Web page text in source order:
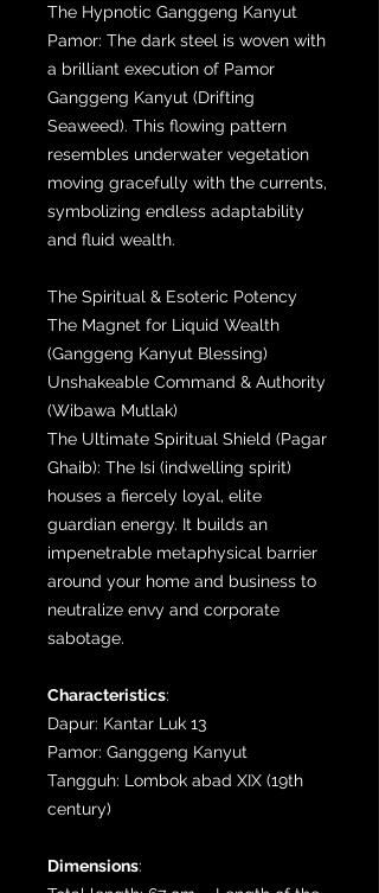
The Hypnotic Ganggeng Kanyut
Pamor: The dark steel is woven with
a brilliant execution of Pamor
Ganggeng Kanyut (Drifting
Seaweed). This flowing pattern
resembles underwater vegetation
moving gracefully with the currents,
symbolizing endless adaptability
and fluid wealth.
The Spiritual & Esoteric Potency
The Magnet for Liquid Wealth
(Ganggeng Kanyut Blessing)
Unshakeable Command & Authority
(Wibawa Mutlak)
The Ultimate Spiritual Shield (Pagar
Ghaib): The Isi (indwelling spirit)
houses a fiercely loyal, elite
guardian energy. It builds an
impenetrable metaphysical barrier
around your home and business to
neutralize envy and corporate
sabotage.
Characteristics:
Dapur: Kantar Luk 13
Pamor: Ganggeng Kanyut
Tangguh: Lombok abad XIX (19th
century)
Dimensions: